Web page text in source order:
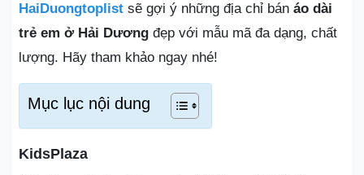
HaiDuongtoplist sẽ gợi ý những địa chỉ bán áo dài
trẻ em ở Hải Dương đẹp với mẫu mã đa dạng, chất
lượng. Hãy tham khảo ngay nhé!
Mục lục nội dung
KidsPlaza